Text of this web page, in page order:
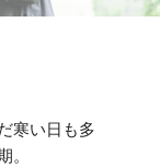
寒い日も多
。